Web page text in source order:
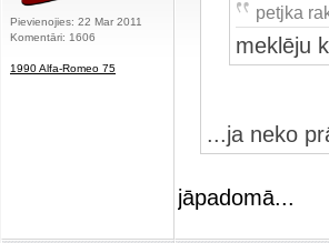
Pievienojies: 22 Mar 2011
Komentāri: 1606
1990 Alfa-Romeo 75
petjka
meklēju
...ja neko
jāpadomā...